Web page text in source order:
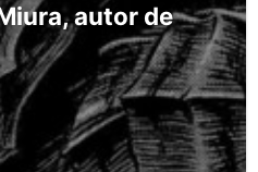
autor de